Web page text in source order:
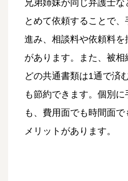
兄弟姉妹が同じ弁護士な
とめて依頼することで、
進み、相談料や依頼料
があります。また、被
どの共通書類は1通で済
も節約できます。個別に
も、費用面でも時間面
メリットがあります。